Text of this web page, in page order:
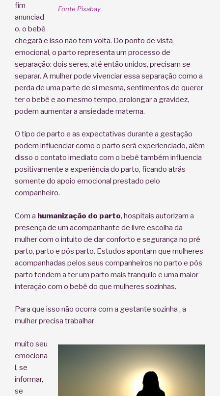
Fonte Pixabay
fim
anunciad
o, o bebê
chegará e isso não tem volta. Do ponto de vista
emocional, o parto representa um processo de
separação: dois seres, até então unidos, precisam se
separar. A mulher pode vivenciar essa separação como a
perda de uma parte de si mesma, sentimentos de querer
ter o bebê e ao mesmo tempo, prolongar a gravidez,
podem aumentar a ansiedade materna.
O tipo de parto e as expectativas durante a gestação
podem influenciar como o parto será experienciado, além
disso o contato imediato com o bebê também influencia
positivamente a experiência do parto, ficando atrás
somente do apoio emocional prestado pelo
companheiro.
Com a humanização do parto, hospitais autorizam a
presença de um acompanhante de livre escolha da
mulher com o intuito de dar conforto e segurança no pré
parto, parto e pós parto. Estudos apontam que mulheres
acompanhadas pelos seus companheiros no parto e pós
parto tendem a ter um parto mais tranquilo e uma maior
interação com o bebê do que mulheres sozinhas.
Para que isso não ocorra com a gestante sozinha , a
mulher precisa trabalhar
muito seu
emociona
l, se
informar,
se